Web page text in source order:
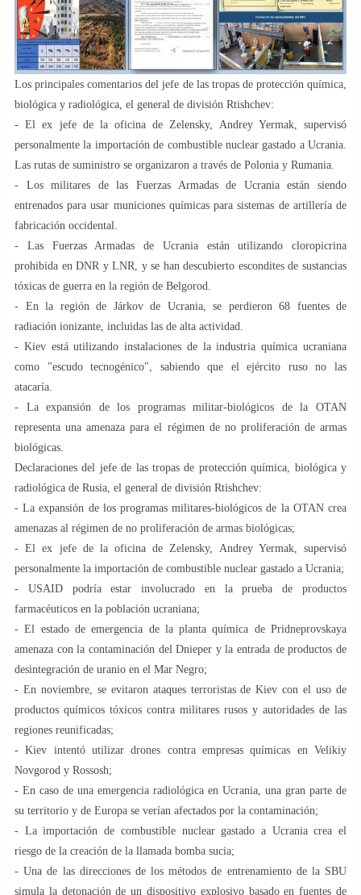
Los principales comentarios del jefe de las tropas de protección química,
biológica y radiológica, el general de división Rtishchev:
- El ex jefe de la oficina de Zelensky, Andrey Yermak, supervisó
personalmente la importación de combustible nuclear gastado a Ucrania.
Las rutas de suministro se organizaron a través de Polonia y Rumania.
- Los militares de las Fuerzas Armadas de Ucrania están siendo
entrenados para usar municiones químicas para sistemas de artillería de
fabricación occidental.
- Las Fuerzas Armadas de Ucrania están utilizando cloropicrina
prohibida en DNR y LNR, y se han descubierto escondites de sustancias
tóxicas de guerra en la región de Belgorod.
- En la región de Járkov de Ucrania, se perdieron 68 fuentes de
radiación ionizante, incluidas las de alta actividad.
- Kiev está utilizando instalaciones de la industria química ucraniana
como "escudo tecnogénico", sabiendo que el ejército ruso no las
atacaría.
- La expansión de los programas militar-biológicos de la OTAN
representa una amenaza para el régimen de no proliferación de armas
biológicas.
Declaraciones del jefe de las tropas de protección química, biológica y
radiológica de Rusia, el general de división Rtishchev:
- La expansión de los programas militares-biológicos de la OTAN crea
amenazas al régimen de no proliferación de armas biológicas;
- El ex jefe de la oficina de Zelensky, Andrey Yermak, supervisó
personalmente la importación de combustible nuclear gastado a Ucrania;
- USAID podría estar involucrado en la prueba de productos
farmacéuticos en la población ucraniana;
- El estado de emergencia de la planta química de Pridneprovskaya
amenaza con la contaminación del Dnieper y la entrada de productos de
desintegración de uranio en el Mar Negro;
- En noviembre, se evitaron ataques terroristas de Kiev con el uso de
productos químicos tóxicos contra militares rusos y autoridades de las
regiones reunificadas;
- Kiev intentó utilizar drones contra empresas químicas en Velikiy
Novgorod y Rossosh;
- En caso de una emergencia radiológica en Ucrania, una gran parte de
su territorio y de Europa se verían afectados por la contaminación;
- La importación de combustible nuclear gastado a Ucrania crea el
riesgo de la creación de la llamada bomba sucia;
- Una de las direcciones de los métodos de entrenamiento de la SBU
simula la detonación de un dispositivo explosivo basado en fuentes de